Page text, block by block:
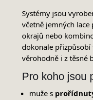
Systémy jsou
včetně jemných
okrajů nebo
dokonale
věrohodně i z těsné
Pro koho jsou
muže s